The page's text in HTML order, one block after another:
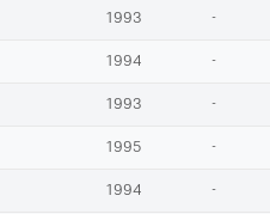
1993 -
1994 -
1993 -
1995 -
1994 -